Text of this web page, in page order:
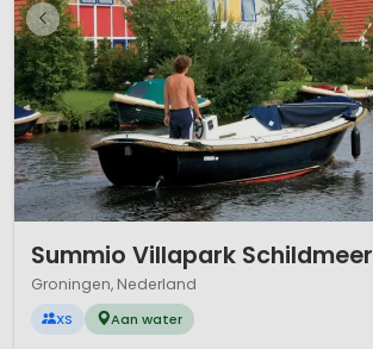
Summio Villapark Schildmeer
Groningen, Nederland
XS Aan water